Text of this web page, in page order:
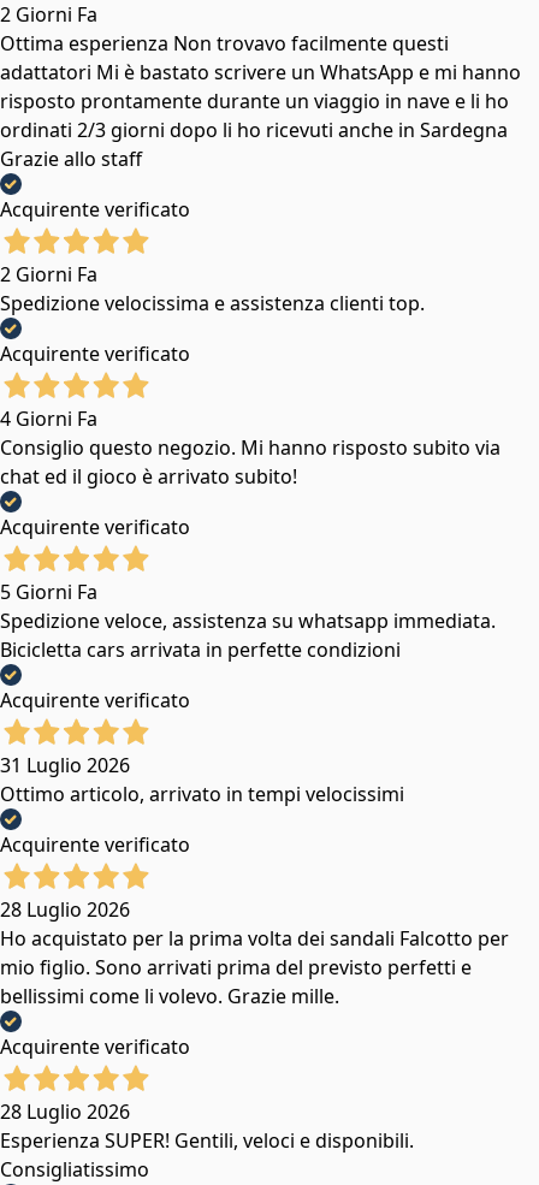
2 Giorni Fa
Ottima esperienza Non trovavo facilmente questi
adattatori Mi è bastato scrivere un WhatsApp e mi hanno
risposto prontamente durante un viaggio in nave e li ho
ordinati 2/3 giorni dopo li ho ricevuti anche in Sardegna
Grazie allo staff
Acquirente verificato
2 Giorni Fa
Spedizione velocissima e assistenza clienti top.
Acquirente verificato
4 Giorni Fa
Consiglio questo negozio. Mi hanno risposto subito via
chat ed il gioco è arrivato subito!
Acquirente verificato
5 Giorni Fa
Spedizione veloce, assistenza su whatsapp immediata.
Bicicletta cars arrivata in perfette condizioni
Acquirente verificato
31 Luglio 2026
Ottimo articolo, arrivato in tempi velocissimi
Acquirente verificato
28 Luglio 2026
Ho acquistato per la prima volta dei sandali Falcotto per
mio figlio. Sono arrivati prima del previsto perfetti e
bellissimi come li volevo. Grazie mille.
Acquirente verificato
28 Luglio 2026
Esperienza SUPER! Gentili, veloci e disponibili.
Consigliatissimo